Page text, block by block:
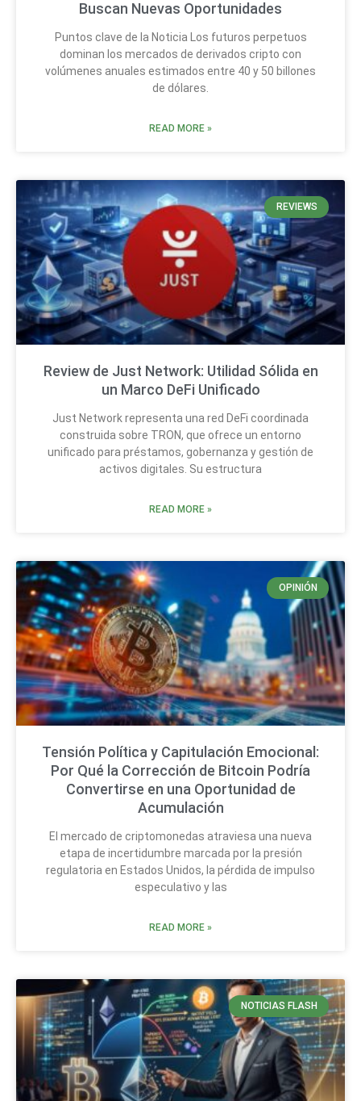
Buscan Nuevas Oportunidades
Puntos clave de la Noticia Los futuros perpetuos
dominan los mercados de derivados cripto con
volúmenes anuales estimados entre 40 y 50 billones
de dólares.
READ MORE »
REVIEWS
Review de Just Network: Utilidad Sólida en
un Marco DeFi Unificado
Just Network representa una red DeFi coordinada
construida sobre TRON, que ofrece un entorno
unificado para préstamos, gobernanza y gestión de
activos digitales. Su estructura
READ MORE »
OPINIÓN
Tensión Política y Capitulación Emocional:
Por Qué la Corrección de Bitcoin Podría
Convertirse en una Oportunidad de
Acumulación
El mercado de criptomonedas atraviesa una nueva
etapa de incertidumbre marcada por la presión
regulatoria en Estados Unidos, la pérdida de impulso
especulativo y las
READ MORE »
NOTICIAS FLASH